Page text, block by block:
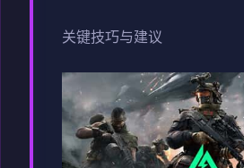
关键技巧与建议